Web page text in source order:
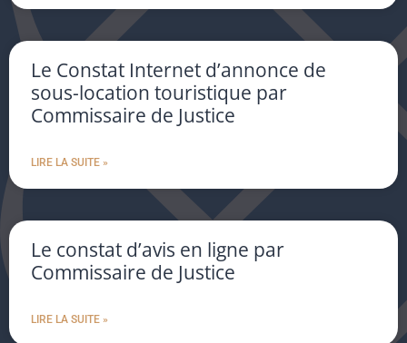
Le Constat Internet d’annonce de
sous-location touristique par
Commissaire de Justice
LIRE LA SUITE »
Le constat d’avis en ligne par
Commissaire de Justice
LIRE LA SUITE »